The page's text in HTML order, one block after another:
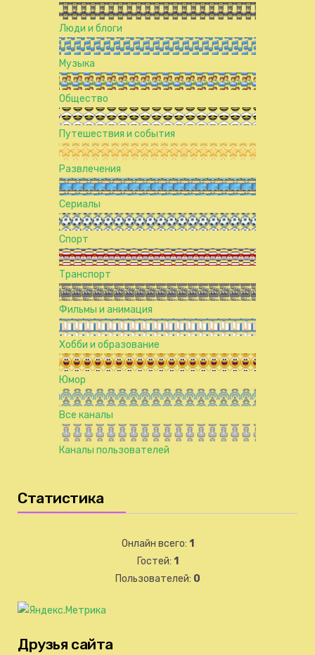
Люди и блоги
Музыка
Общество
Путешествия и события
Развлечения
Сериалы
Спорт
Транспорт
Фильмы и анимация
Хобби и образование
Юмор
Все каналы
Каналы пользователей
Статистика
Онлайн всего: 1
Гостей: 1
Пользователей: 0
Друзья сайта